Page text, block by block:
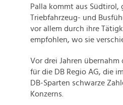
Palla kommt aus
Triebfahrzeug- und
vor allem durch ihre
empfohlen, wo sie
Vor drei Jahren
für die DB Regio AG, die
DB-Sparten schwarze
Konzerns.